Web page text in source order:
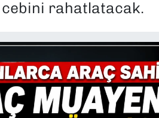
rahatlatacak.